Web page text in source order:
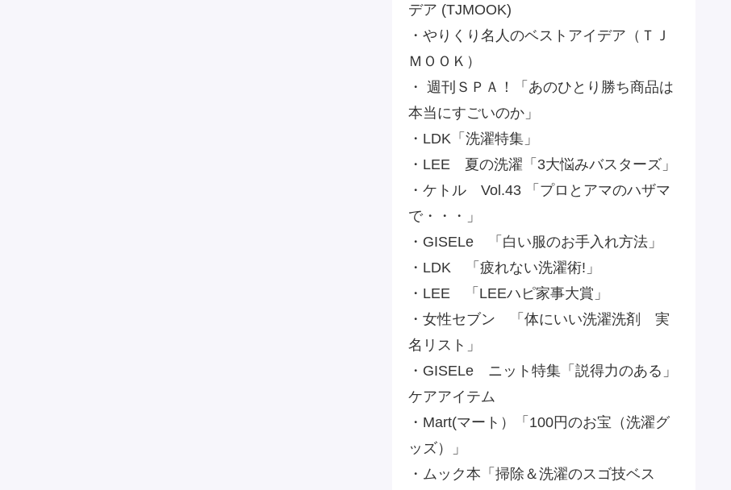
デア (TJMOOK)
・やりくり名人のベストアイデア（ＴＪ
ＭＯＯＫ）
・ 週刊ＳＰＡ！「あのひとり勝ち商品は
本当にすごいのか」
・LDK「洗濯特集」
・LEE 夏の洗濯「3大悩みバスターズ」
・ケトル Vol.43 「プロとアマのハザマ
で・・・」
・GISELe 「白い服のお手入れ方法」
・LDK 「疲れない洗濯術!」
・LEE 「LEEハピ家事大賞」
・女性セブン 「体にいい洗濯洗剤 実
名リスト」
・GISELe ニット特集「説得力のある」
ケアアイテム
・Mart(マート）「100円のお宝（洗濯グ
ッズ）」
・ムック本「掃除＆洗濯のスゴ技ベス